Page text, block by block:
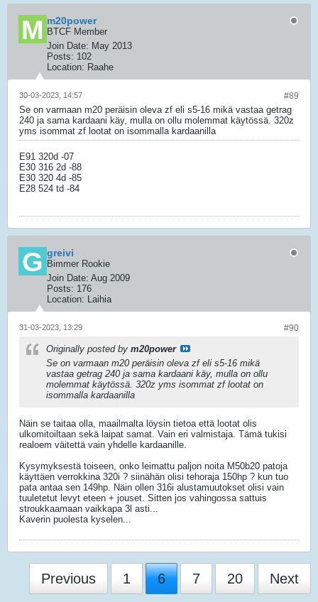
m20power
BTCF Member
Join Date: May 2013
Posts: 102
Location: Raahe
#89
30-03-2023, 14:57
Se on varmaan m20 peräisin oleva zf eli s5-16 mikä vastaa getrag
240 ja sama kardaani käy, mulla on ollu molemmat käytössä. 320z
yms isommat zf lootat on isommalla kardaanilla
E91 320d -07
E30 316 2d -88
E30 320 4d -85
E28 524 td -84
greivi
Bimmer Rookie
Join Date: Aug 2009
Posts: 176
Location: Laihia
#90
31-03-2023, 13:29
Originally posted by m20power
Se on varmaan m20 peräisin oleva zf eli s5-16 mikä
vastaa getrag 240 ja sama kardaani käy, mulla on ollu
molemmat käytössä. 320z yms isommat zf lootat on
isommalla kardaanilla
Näin se taitaa olla, maailmalta löysin tietoa että lootat olis
ulkomitoiltaan sekä laipat samat. Vain eri valmistaja. Tämä tukisi
realoem väitettä vain yhdelle kardaanille.
Kysymyksestä toiseen, onko leimattu paljon noita M50b20 patoja
käyttäen verrokkina 320i ? siinähän olisi tehoraja 150hp ? kun tuo
pata antaa sen 149hp. Näin ollen 316i alustamuutokset olisi vain
tuuletetut levyt eteen + jouset. Sitten jos vahingossa sattuis
stroukkaamaan vaikkapa 3l asti...
Kaverin puolesta kyselen...
Previous 1 6 7 20 Next